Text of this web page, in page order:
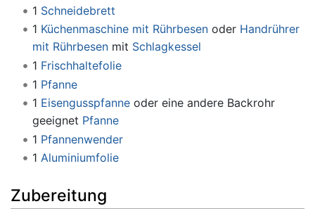
1 Schneidebrett
1 Küchenmaschine mit Rührbesenoder Handrührer
mit Rührbesenmit Schlagkessel
1 Frischhaltefolie
1 Pfanne
1 Eisengusspfanneoder eine andere Backrohr
geeignet Pfanne
1 Pfannenwender
1 Aluminiumfolie
Zubereitung